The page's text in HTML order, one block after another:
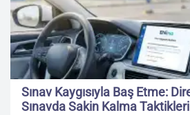
Sınav Kaygısıyla Baş Etme:
Sınavda Sakin Kalma Taktikleri